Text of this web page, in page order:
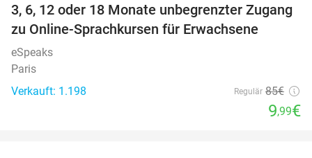
88%
3, 6, 12 oder 18 Monate unbegrenzter Zugang
zu Online-Sprachkursen für Erwachsene
eSpeaks
Paris
Verkauft: 1.198
Regulär 85€
9,99€